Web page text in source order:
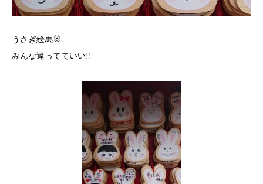
うさぎ絵馬🐰
みんな違ってていい‼️